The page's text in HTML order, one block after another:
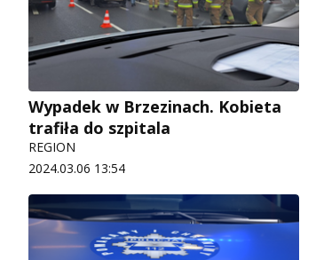
Wypadek w Brzezinach. Kobieta
trafiła do szpitala
REGION
2024.03.06 13:54